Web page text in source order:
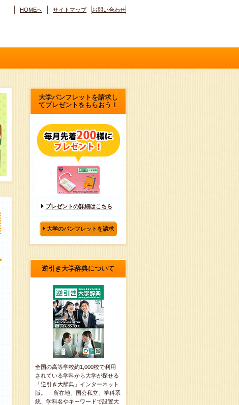
HOMEへ サイトマップ お問い合わせ
大学パンフレットを請求し
てプレゼントをもらおう！
プレゼントの詳細はこちら
大学のパンフレットを請求
逆引き大学辞典について
全国の高等学校約1,000校で利用
されている学科から大学が探せる
「逆引き大辞典」インターネット
版。 所在地、国公私立、学科系
統、学科名やキーワードで設置大